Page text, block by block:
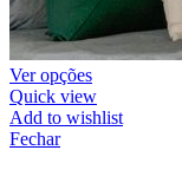
Ver opções
Quick view
Add to wishlist
Fechar